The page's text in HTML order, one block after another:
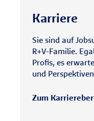
Karriere
Sie sind auf
R+V-Familie.
Profis, es
und
Zum